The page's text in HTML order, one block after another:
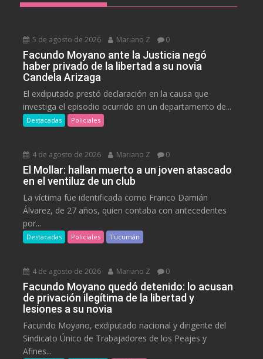
5 de agosto de 2026 Mariano Z 0
Facundo Moyano ante la Justicia negó
haber privado de la libertad a su novia
Candela Arizaga
El exdiputado prestó declaración en la causa que
investiga el episodio ocurrido en un departamento de...
Destacadas Policiales
4 de agosto de 2026 Mariano Z 0
El Mollar: hallan muerto a un joven atascado
en el ventiluz de un club
La víctima fue identificada como Franco Damián
Álvarez, de 27 años, quien contaba con antecedentes
por...
Destacadas Policiales Tucumán
4 de agosto de 2026 Mariano Z 0
Facundo Moyano quedó detenido: lo acusan
de privación ilegítima de la libertad y
lesiones a su novia
Facundo Moyano, exdiputado nacional y dirigente del
Sindicato Único de Trabajadores de los Peajes y
Afines...